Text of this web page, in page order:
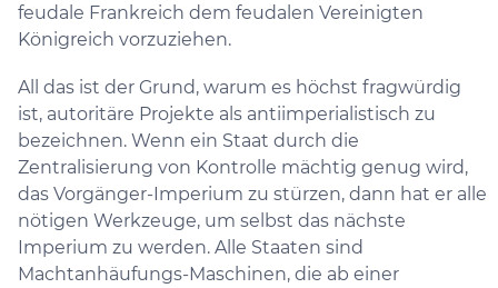
feudale Frankreich dem feudalen Vereinigten
Königreich vorzuziehen.
All das ist der Grund, warum es höchst fragwürdig
ist, autoritäre Projekte als antiimperialistisch zu
bezeichnen. Wenn ein Staat durch die
Zentralisierung von Kontrolle mächtig genug wird,
das Vorgänger-Imperium zu stürzen, dann hat er alle
nötigen Werkzeuge, um selbst das nächste
Imperium zu werden. Alle Staaten sind
Machtanhäufungs-Maschinen, die ab einer